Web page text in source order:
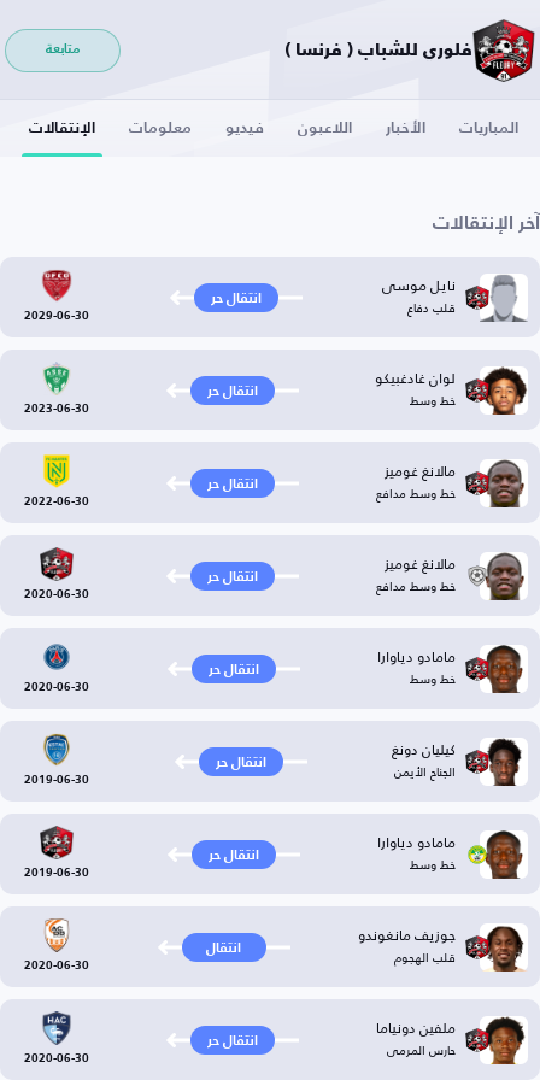
فلوري للشباب ( فرنسا ) متابعة
المباريات الأخبار اللاعبون فيديو معلومات الإنتقالات
آخر الإنتقالات
نايل موسى
قلب دفاع انتقال حر
2029-06-30
لوان غادغبيكو
خط وسط انتقال حر
2023-06-30
مالانغ غوميز
خط وسط مدافع انتقال حر
2022-06-30
مالانغ غوميز
خط وسط مدافع انتقال حر
2020-06-30
مامادو دياوارا
خط وسط انتقال حر
2020-06-30
كيليان دونغ
الجناح الأيمن انتقال حر
2019-06-30
مامادو دياوارا
خط وسط انتقال حر
2019-06-30
جوزيف مانغوندو
قلب الهجوم انتقال
2020-06-30
ملفين دونياما
حارس المرمى انتقال حر
2020-06-30